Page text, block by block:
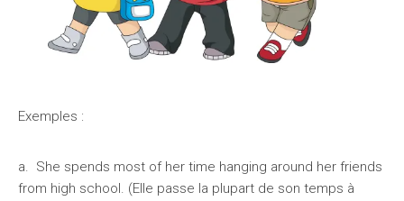
Exemples :
a. She spends most of her time hanging around her friends
from high school. (Elle passe la plupart de son temps à